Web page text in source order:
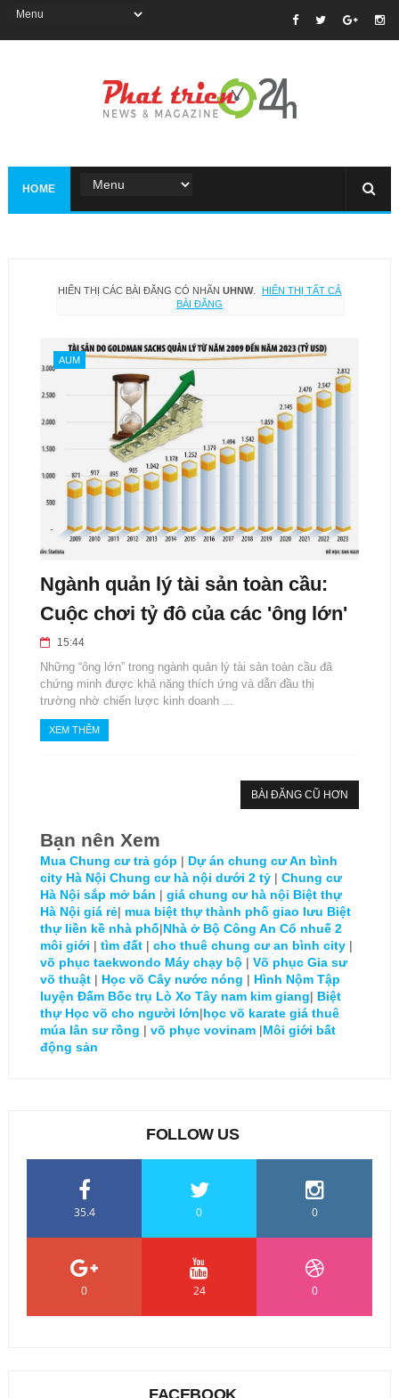
HOME
HIỂN THỊ CÁC BÀI ĐĂNG CÓ NHÃN UHNW.
HIỂN THỊ TẤT CẢ
BÀI ĐĂNG
AUM
Ngành quản lý tài sản toàn cầu:
Cuộc chơi tỷ đô của các 'ông lớn'
15:44
Những “ông lớn” trong ngành quản lý tài sản toàn cầu đã
chứng minh được khả năng thích ứng và dẫn đầu thị
trường nhờ chiến lược kinh doanh ...
XEM THÊM
BÀI ĐĂNG CŨ HƠN
Bạn nên Xem
Mua Chung cư trả góp | Dự án chung cư An bình
city Hà Nội Chung cư hà nội dưới 2 tỷ| Chung cư
Hà Nội sắp mở bán | giá chung cư hà nội Biệt thự
Hà Nội giá rẻ| mua biệt thự thành phố giao lưu Biệt
thự liền kề nhà phố|Nhà ở Bộ Công An Cổ nhuế 2
môi giới | tìm đất | cho thuê chung cư an bình city|
võ phục taekwondo Máy chạy bộ | Võ phục Gia sư
võ thuật| Học võ Cây nước nóng | Hình Nộm Tập
luyện Đấm Bốc trụ Lò Xo Tây nam kim giang| Biệt
thự Học võ cho người lớn|học võ karate giá thuê
múa lân sư rồng | võ phục vovinam |Môi giới bất
động sản
FOLLOW US
35.4 0 0
0 24 0